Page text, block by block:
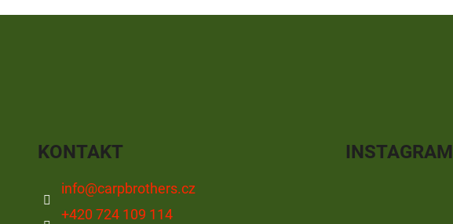
KONTAKT
info@carpbrothers.cz
+420 724 109 114
INSTAGRAM